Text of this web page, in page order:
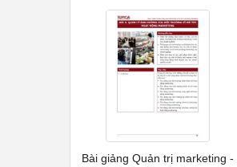
Bài giảng Quản trị marketing -